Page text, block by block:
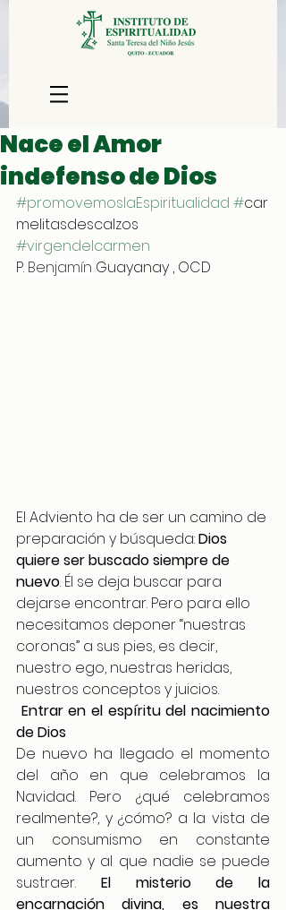
Nace el Amor
indefenso de Dios
#promovemoslaEspiritualidad #car
melitasdescalzos
#virgendelcarmen
P. Benjamín Guayanay , OCD
El Adviento ha de ser un camino de
preparación y búsqueda: Dios
quiere ser buscado siempre de
nuevo. Él se deja buscar para
dejarse encontrar. Pero para ello
necesitamos deponer “nuestras
coronas” a sus pies, es decir,
nuestro ego, nuestras heridas,
nuestros conceptos y juicios.
Entrar en el espíritu del nacimiento
de Dios
De nuevo ha llegado el momento
del año en que celebramos la
Navidad. Pero ¿qué celebramos
realmente?, y ¿cómo? a la vista de
un consumismo en constante
aumento y al que nadie se puede
sustraer. El misterio de la
encarnación divina, es nuestra